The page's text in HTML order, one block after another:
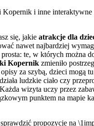
Kopernik i inne interaktywne
się, jakie atrakcje dla
nawet najbardziej
te, w których można
Kopernik zmieniło
za szybą, dzieci mogą
ludzkie ciało czy
wizyta uczy przez
punktem na mapie
propozycje na